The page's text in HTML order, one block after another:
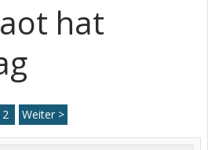
hat
2 Weiter >